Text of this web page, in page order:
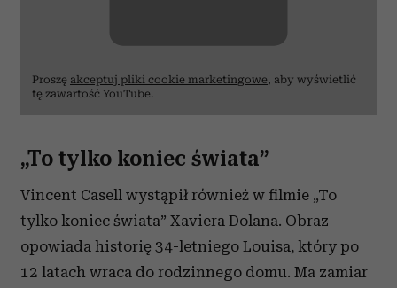
Proszę akceptuj pliki cookie marketingowe, aby wyświetlić
tę zawartość YouTube.
„To tylko koniec świata”
Vincent Casell wystąpił również w filmie „To
tylko koniec świata” Xaviera Dolana. Obraz
opowiada historię 34-letniego Louisa, który po
12 latach wraca do rodzinnego domu. Ma zamiar